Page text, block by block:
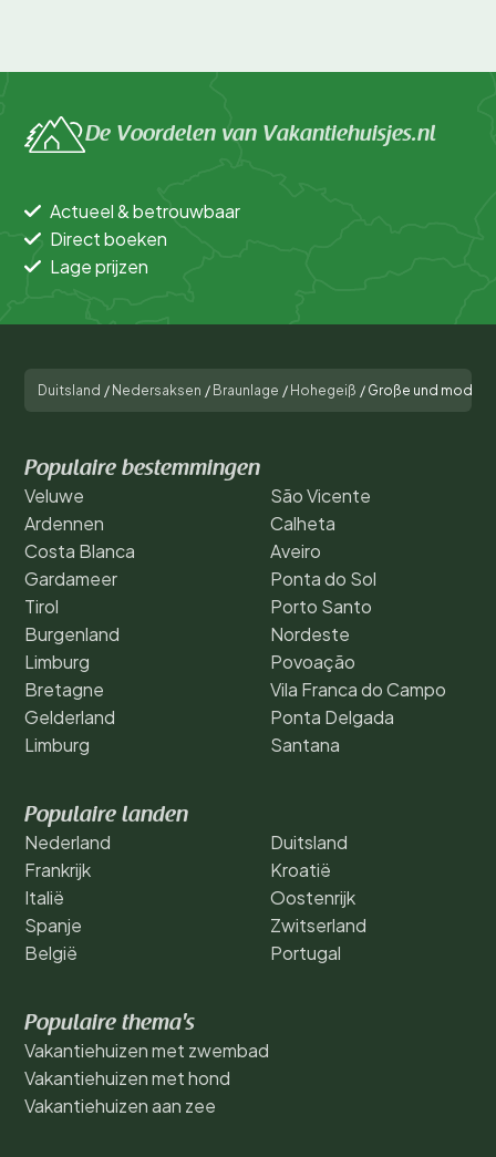
De Voordelen van Vakantiehuisjes.nl
Actueel & betrouwbaar
Direct boeken
Lage prijzen
Duitsland / Nedersaksen / Braunlage / Hohegeiß / Große und
Populaire bestemmingen
Veluwe
Ardennen
Costa Blanca
Gardameer
Tirol
Burgenland
Limburg
Bretagne
Gelderland
Limburg
São Vicente
Calheta
Aveiro
Ponta do Sol
Porto Santo
Nordeste
Povoação
Vila Franca do Campo
Ponta Delgada
Santana
Populaire landen
Nederland
Frankrijk
Italië
Spanje
België
Duitsland
Kroatië
Oostenrijk
Zwitserland
Portugal
Populaire thema's
Vakantiehuizen met zwembad
Vakantiehuizen met hond
Vakantiehuizen aan zee